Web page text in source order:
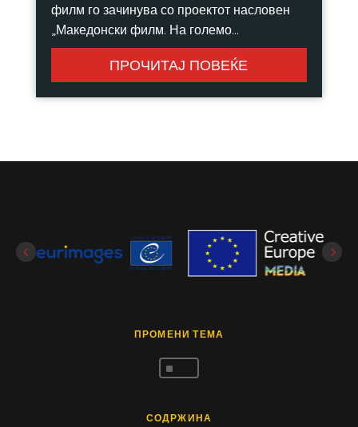
филм го зачинува со проектот насловен
„Македонски филм. На големо...
ПРОЧИТАЈ ПОВЕЌЕ
ПРОМЕНИ ТЕМА
^
СОДРЖИНА